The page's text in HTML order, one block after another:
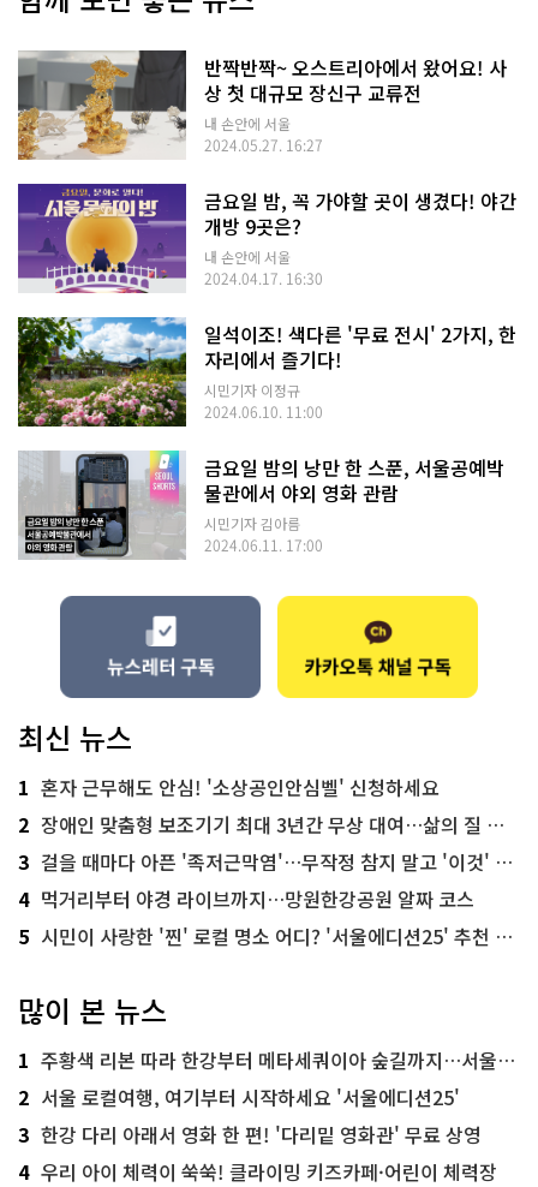
반짝반짝~ 오스트리아에서 왔어요! 사
상 첫 대규모 장신구 교류전
내 손안에 서울
2024.05.27. 16:27
금요일 밤, 꼭 가야할 곳이 생겼다! 야간
개방 9곳은?
내 손안에 서울
2024.04.17. 16:30
일석이조! 색다른 '무료 전시' 2가지, 한
자리에서 즐기다!
시민기자 이정규
2024.06.10. 11:00
금요일 밤의 낭만 한 스푼, 서울공예박
물관에서 야외 영화 관람
시민기자 김아름
2024.06.11. 17:00
최신 뉴스
1 혼자 근무해도 안심! '소상공인안심벨' 신청하세요
2 장애인 맞춤형 보조기기 최대 3년간 무상 대여…삶의 질 높인다
3 걸을 때마다 아픈 '족저근막염'…무작정 참지 말고 '이것' 해보세요!
4 먹거리부터 야경 라이브까지…망원한강공원 알짜 코스
5 시민이 사랑한 '찐' 로컬 명소 어디? '서울에디션25' 추천 코스
많이 본 뉴스
1 주황색 리본 따라 한강부터 메타세쿼이아 숲길까지…서울둘레길 15코스
2 서울 로컬여행, 여기부터 시작하세요 '서울에디션25'
3 한강 다리 아래서 영화 한 편! '다리밑 영화관' 무료 상영
4 우리 아이 체력이 쑥쑥! 클라이밍 키즈카페·어린이 체력장